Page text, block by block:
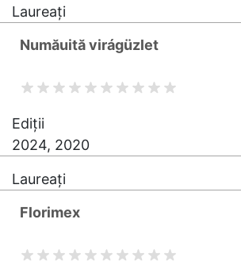
Laureați
Număuită virágüzlet
Ediții
2024, 2020
Laureați
Florimex